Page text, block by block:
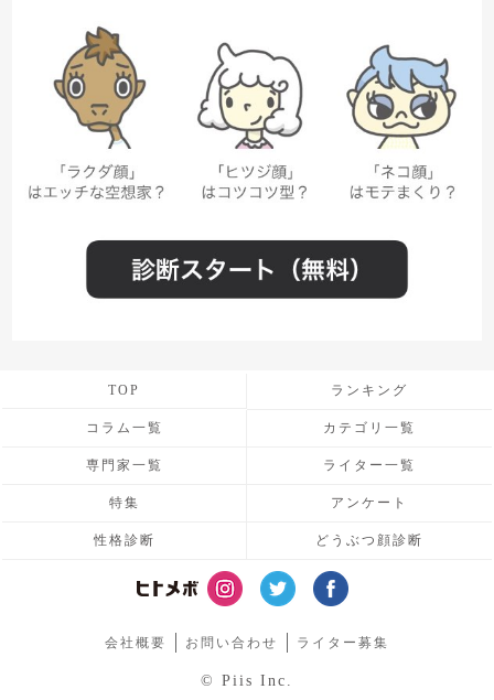
TOP ランキング
コラム一覧 カテゴリ一覧
専門家一覧 ライター一覧
特集 アンケート
性格診断 どうぶつ顔診断
会社概要 お問い合わせ ライター募集
© Piis Inc.